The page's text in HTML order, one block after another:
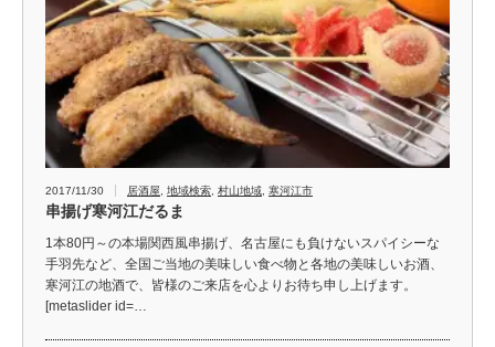
2017/11/30 居酒屋 地域検索 村山地域 寒河江市
串揚げ寒河江だるま
1本80円～の本場関西風串揚げ、名古屋にも負けないスパイシーな
手羽先など、全国ご当地の美味しい食べ物と各地の美味しいお酒、
寒河江の地酒で、皆様のご来店を心よりお待ち申し上げます。
[metaslider id=…